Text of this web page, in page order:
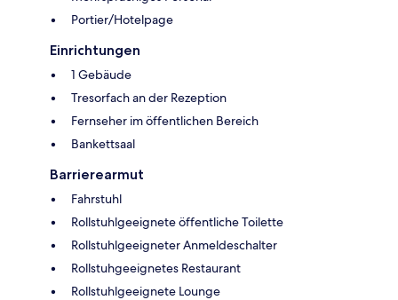
Portier/Hotelpage
Einrichtungen
1 Gebäude
Tresorfach an der Rezeption
Fernseher im öffentlichen Bereich
Bankettsaal
Barrierearmut
Fahrstuhl
Rollstuhlgeeignete öffentliche Toilette
Rollstuhlgeeigneter Anmeldeschalter
Rollstuhgeeignetes Restaurant
Rollstuhlgeeignete Lounge